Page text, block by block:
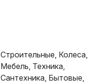
Строительные, Колеса,
Мебель, Техника,
Сантехника, Бытовые,